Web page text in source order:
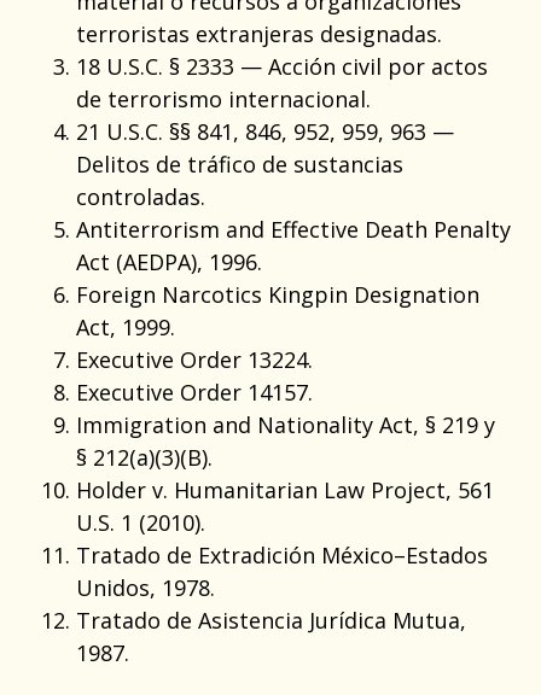
terroristas extranjeras designadas.
18 U.S.C. § 2333 — Acción civil por actos
de terrorismo internacional.
21 U.S.C. §§ 841, 846, 952, 959, 963 —
Delitos de tráfico de sustancias
controladas.
Antiterrorism and Effective Death Penalty
Act (AEDPA), 1996.
Foreign Narcotics Kingpin Designation
Act, 1999.
Executive Order 13224.
Executive Order 14157.
Immigration and Nationality Act, § 219 y
§ 212(a)(3)(B).
Holder v. Humanitarian Law Project, 561
U.S. 1 (2010).
Tratado de Extradición México–Estados
Unidos, 1978.
Tratado de Asistencia Jurídica Mutua,
1987.